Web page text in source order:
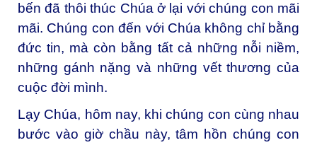
bến đã thôi thúc Chúa ở lại với chúng con mãi
mãi. Chúng con đến với Chúa không chỉ bằng
đức tin, mà còn bằng tất cả những nỗi niềm,
những gánh nặng và những vết thương của
cuộc đời mình.
Lạy Chúa, hôm nay, khi chúng con cùng nhau
bước vào giờ chầu này, tâm hồn chúng con